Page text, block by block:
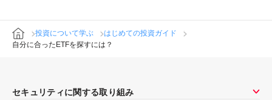
投資について学ぶ
はじめての投資ガイド
自分に合ったETFを探すには？
セキュリティに関する取り組み